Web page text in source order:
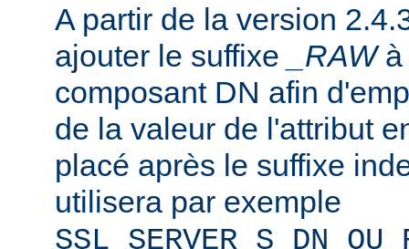
A partir de la version
ajouter le suffixe
_RAW
composant DN afin
de la valeur de l'attribut
placé après le suffixe
utilisera par exemple